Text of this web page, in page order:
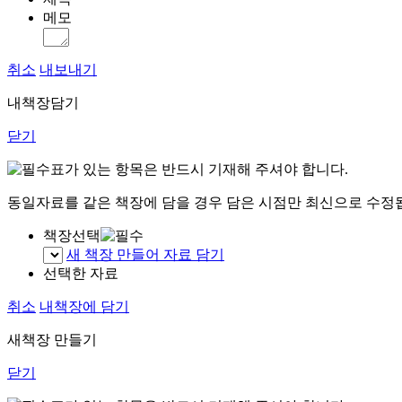
메모
취소 내보내기
내책장담기
닫기
표가 있는 항목은 반드시 기재해 주셔야 합니다.
동일자료를 같은 책장에 담을 경우 담은 시점만 최신으로 수정
책장선택
새 책장 만들어 자료 담기
선택한 자료
취소 내책장에 담기
새책장 만들기
닫기